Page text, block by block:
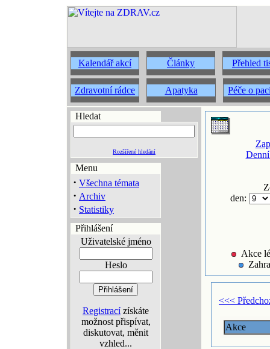
Kalendář akcí Články Přehled
Zdravotní rádce Apatyka Péče o
Hledat
Rozšířené hledání
Menu
· Všechna témata
· Archiv
· Statistiky
Přihlášení
Uživatelské jméno
Heslo
Registracízískáte
možnost přispívat,
diskutovat, měnit
vzhled...
den:
Akce
<<<
Akce